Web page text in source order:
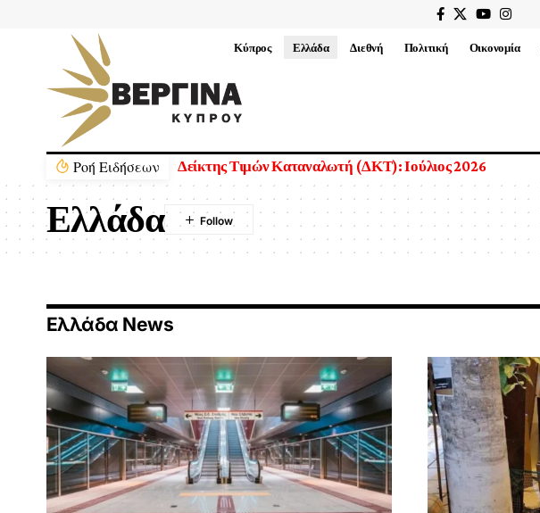
Κύπρος Ελλάδα Διεθνή Πολιτική Οικονομία
Ρoή Ειδήσεων Δείκτης Τιμών Καταναλωτή (ΔΚΤ): Ιούλιος 2026
Ελλάδα
Ελλάδα News